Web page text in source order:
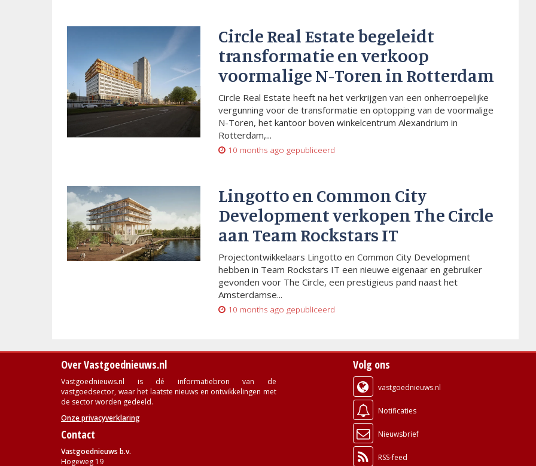
Circle Real Estate begeleidt
transformatie en verkoop
voormalige N-Toren in Rotterdam
Circle Real Estate heeft na het verkrijgen van een onherroepelijke
vergunning voor de transformatie en optopping van de voormalige
N-Toren, het kantoor boven winkelcentrum Alexandrium in
Rotterdam,...
10 months ago gepubliceerd
Lingotto en Common City
Development verkopen The Circle
aan Team Rockstars IT
Projectontwikkelaars Lingotto en Common City Development
hebben in Team Rockstars IT een nieuwe eigenaar en gebruiker
gevonden voor The Circle, een prestigieus pand naast het
Amsterdamse...
10 months ago gepubliceerd
Over Vastgoednieuws.nl
Vastgoednieuws.nl is dé informatiebron van de
vastgoedsector, waar het laatste nieuws en ontwikkelingen met
de sector worden gedeeld.
Onze privacyverklaring
Contact
Vastgoednieuws b.v.
Hogeweg 19
Volg ons
vastgoednieuws.nl
Notificaties
Nieuwsbrief
RSS-feed